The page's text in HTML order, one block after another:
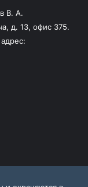
В. А.
д. 13, офис 375.